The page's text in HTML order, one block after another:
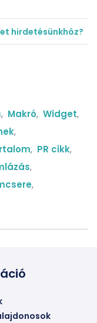
hirdetésünkhöz?
, Makró, Widget,
,
, PR cikk,
,
,